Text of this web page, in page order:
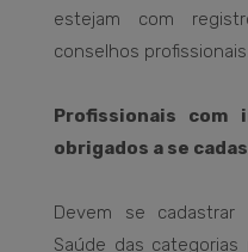
estejam com
conselhos profissionais.
Profissionais com
obrigados a se
Devem se
Saúde das categorias